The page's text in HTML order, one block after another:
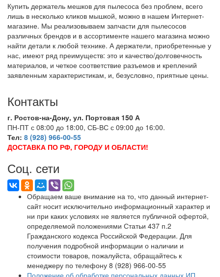
Купить держатель мешков для пылесоса без проблем, всего
лишь в несколько кликов мышкой, можно в нашем Интернет-
магазине. Мы реализовываем запчасти для пылесосов
различных брендов и в ассортименте нашего магазина можно
найти детали к любой технике. А держатели, приобретенные у
нас, имеют ряд преимуществ: это и качество/долговечность
материалов, и четкое соответствие разъемов и креплений
заявленным характеристикам, и, безусловно, приятные цены.
Контакты
г. Ростов-на-Дону, ул. Портовая 150 А
ПН-ПТ с 08:00 до 18:00, СБ-ВС с 09:00 до 16:00.
Тел: 8 (928) 966-00-55
ДОСТАВКА ПО РФ, ГОРОДУ И ОБЛАСТИ!
Соц. сети
Обращаем ваше внимание на то, что данный интернет-
сайт носит исключительно информационный характер и
ни при каких условиях не является публичной офертой,
определяемой положениями Статьи 437 п.2
Гражданского кодекса Российской Федерации. Для
получения подробной информации о наличии и
стоимости товаров, пожалуйста, обращайтесь к
менеджеру по телефону 8 (928) 966-00-55
Положение об обработке персональных данных ИП,